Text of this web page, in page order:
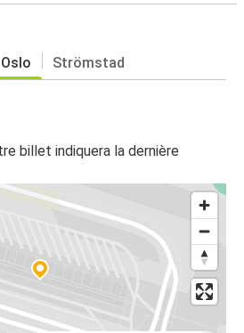
Oslo Strömstad
billet indiquera la dernière